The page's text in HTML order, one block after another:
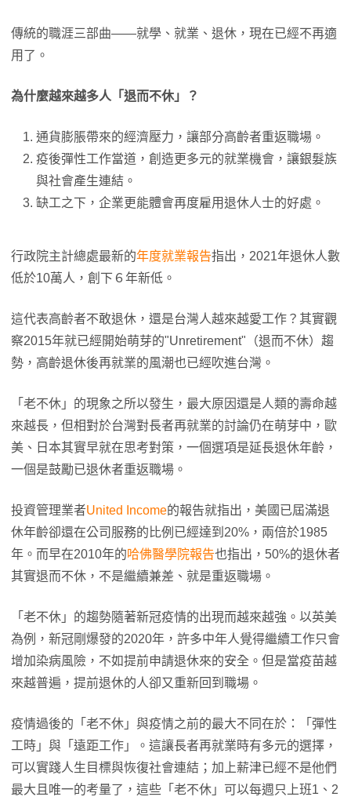
傳統的職涯三部曲——就學、就業、退休，現在已經不再適
用了。
為什麼越來越多人「退而不休」？
通貨膨脹帶來的經濟壓力，讓部分高齡者重返職場。
疫後彈性工作當道，創造更多元的就業機會，讓銀髮族
與社會產生連結。
缺工之下，企業更能體會再度雇用退休人士的好處。
行政院主計總處最新的年度就業報告指出，2021年退休人數
低於10萬人，創下６年新低。
這代表高齡者不敢退休，還是台灣人越來越愛工作？其實觀
察2015年就已經開始萌芽的"Unretirement"（退而不休）趨
勢，高齡退休後再就業的風潮也已經吹進台灣。
「老不休」的現象之所以發生，最大原因還是人類的壽命越
來越長，但相對於台灣對長者再就業的討論仍在萌芽中，歐
美、日本其實早就在思考對策，一個選項是延長退休年齡，
一個是鼓勵已退休者重返職場。
投資管理業者United Income的報告就指出，美國已屆滿退
休年齡卻還在公司服務的比例已經達到20%，兩倍於1985
年。而早在2010年的哈佛醫學院報告也指出，50%的退休者
其實退而不休，不是繼續兼差、就是重返職場。
「老不休」的趨勢隨著新冠疫情的出現而越來越強。以英美
為例，新冠剛爆發的2020年，許多中年人覺得繼續工作只會
增加染病風險，不如提前申請退休來的安全。但是當疫苗越
來越普遍，提前退休的人卻又重新回到職場。
疫情過後的「老不休」與疫情之前的最大不同在於：「彈性
工時」與「遠距工作」。這讓長者再就業時有多元的選擇，
可以實踐人生目標與恢復社會連結；加上薪津已經不是他們
最大且唯一的考量了，這些「老不休」可以每週只上班1、2